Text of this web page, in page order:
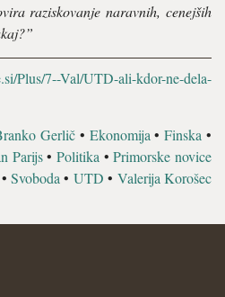
raziskovanje naravnih, cenejših
Plus/7--Val/UTD-ali-kdor-ne-dela-
Gerlič• Ekonomija •Finska •
Parijs• Politika •Primorske novice
• Svoboda • UTD • Valerija Korošec